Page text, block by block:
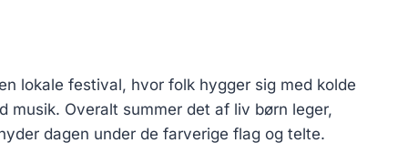
lokale festival, hvor folk hygger sig med kolde
musik. Overalt summer det af liv børn leger,
dagen under de farverige flag og telte.